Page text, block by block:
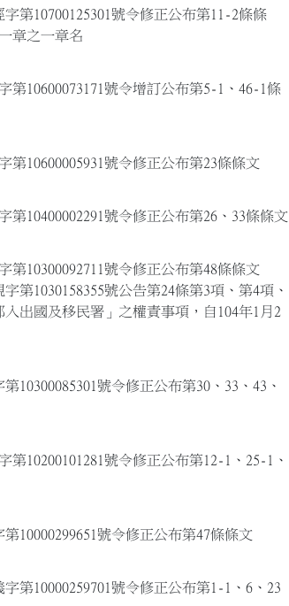
第10700125301號令修正公布第11-2條條
章之一章名
第10600073171號令增訂公布第5-1、46-1條
第10600005931號令修正公布第23條條文
第10400002291號令修正公布第26、33條條文
第10300092711號令修正公布第48條條文
第1030158355號公告第24條第3項、第4項、
出國及移民署」之權責事項，自104年1月2
10300085301號令修正公布第30、33、43、
第10200101281號令修正公布第12-1、25-1、
10000299651號令修正公布第47條條文
第10000259701號令修正公布第1-1、6、23